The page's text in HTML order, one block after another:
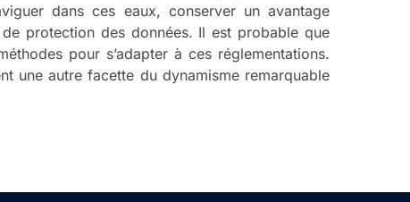
dans ces eaux, conserver un avantage
protection des données. Il est probable que
pour s’adapter à ces réglementations.
une autre facette du dynamisme remarquable